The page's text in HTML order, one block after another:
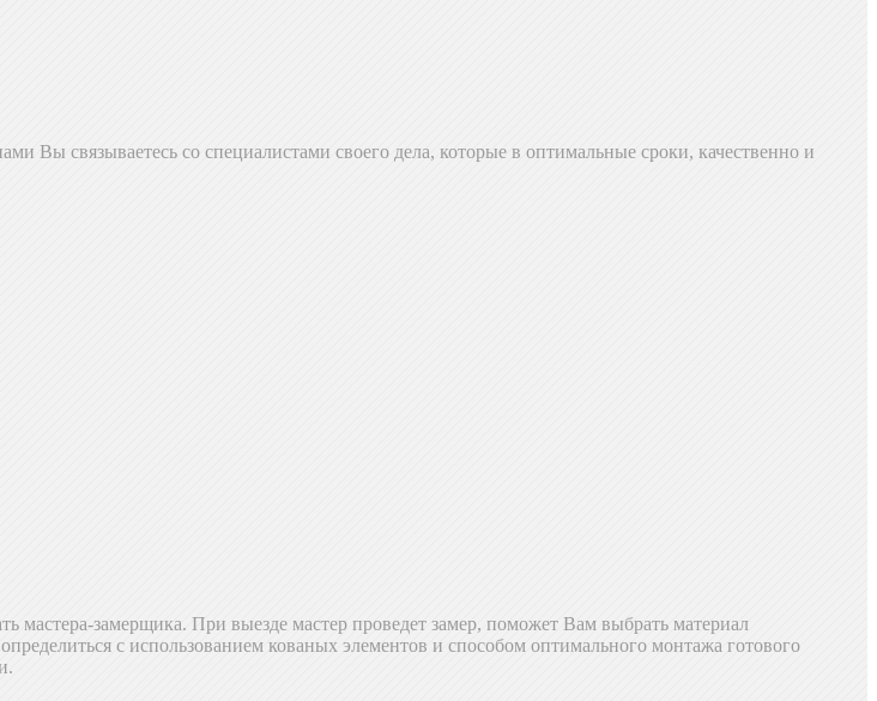
Вы связываетесь со специалистами своего дела, которые в оптимальные сроки, качественно и
мастера-замерщика. При выезде мастер проведет замер, поможет Вам выбрать материал
с использованием кованых элементов и способом оптимального монтажа готового